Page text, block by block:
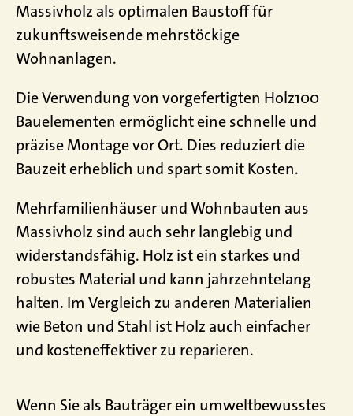
Massivholz als optimalen Baustoff für
zukunftsweisende mehrstöckige
Wohnanlagen.
Die Verwendung von vorgefertigten Holz100
Bauelementen ermöglicht eine schnelle und
präzise Montage vor Ort. Dies reduziert die
Bauzeit erheblich und spart somit Kosten.
Mehrfamilienhäuser und Wohnbauten aus
Massivholz sind auch sehr langlebig und
widerstandsfähig. Holz ist ein starkes und
robustes Material und kann jahrzehntelang
halten. Im Vergleich zu anderen Materialien
wie Beton und Stahl ist Holz auch einfacher
und kosteneffektiver zu reparieren.
Wenn Sie als Bauträger ein umweltbewusstes